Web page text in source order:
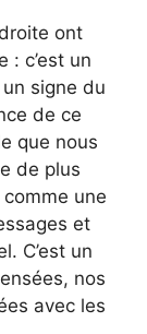
ont
: c’est un
signe du
de ce
que nous
de plus
une
et
C’est un
nos
avec les